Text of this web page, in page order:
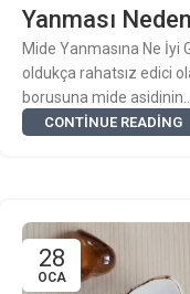
Yanması
Mide Yanmasına Ne İyi
oldukça rahatsız edici
borusuna mide asidinin...
CONTINUE READING
28
OCA